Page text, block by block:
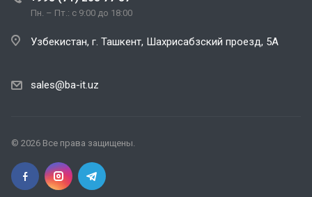
Пн. – Пт.: с 9:00 до 18:00
Узбекистан, г. Ташкент, Шахрисабзский проезд, 5А
sales@ba-it.uz
© 2026 Все права защищены.